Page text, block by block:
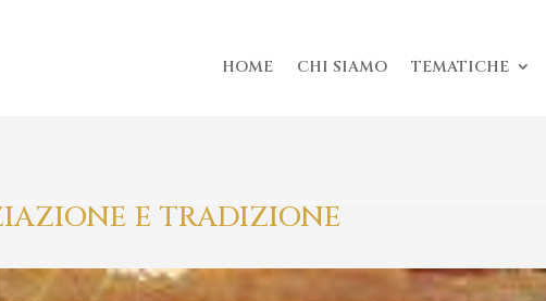
HOME CHI SIAMO TEMATICHE
E TRADIZIONE